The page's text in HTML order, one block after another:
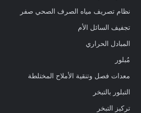
نظام تصريف مياه الصرف الصحي صفر
تجفيف السائل الأم
المبادل الحراري
مُبلور
معدات فصل وتنقية الأملاح المختلطة
التبلور بالتبخر
تركيز التبخر